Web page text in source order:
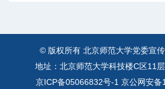
© 版权所有 北京师范大学党委宣传
地址：北京师范大学科技楼C区11
京ICP备05066832号-1 京公网安备